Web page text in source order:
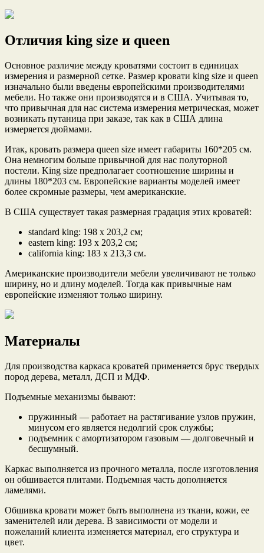
Отличия king size и queen
Основное различие между кроватями состоит в единицах
измерения и размерной сетке. Размер кровати king size и queen
изначально были введены европейскими производителями
мебели. Но также они производятся и в США. Учитывая то,
что привычная для нас система измерения метрическая, может
возникать путаница при заказе, так как в США длина
измеряется дюймами.
Итак, кровать размера queen size имеет габариты 160*205 см.
Она немногим больше привычной для нас полуторной
постели. King size предполагает соотношение ширины и
длины 180*203 см. Европейские варианты моделей имеет
более скромные размеры, чем американские.
В США существует такая размерная градация этих кроватей:
standard king: 198 х 203,2 см;
eastern king: 193 х 203,2 см;
california king: 183 х 213,3 см.
Американские производители мебели увеличивают не только
ширину, но и длину моделей. Тогда как привычные нам
европейские изменяют только ширину.
Материалы
Для производства каркаса кроватей применяется брус твердых
пород дерева, металл, ДСП и МДФ.
Подъемные механизмы бывают:
пружинный — работает на растягивание узлов пружин,
минусом его является недолгий срок службы;
подъемник с амортизатором газовым — долговечный и
бесшумный.
Каркас выполняется из прочного металла, после изготовления
он обшивается плитами. Подъемная часть дополняется
ламелями.
Обшивка кровати может быть выполнена из ткани, кожи, ее
заменителей или дерева. В зависимости от модели и
пожеланий клиента изменяется материал, его структура и
цвет.